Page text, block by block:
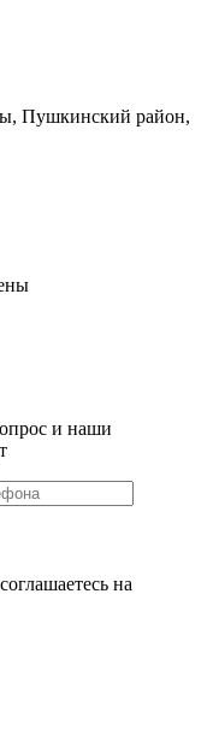
Пушкинский район,
и наши
на